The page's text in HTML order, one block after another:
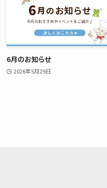
6月のお知らせ
2026年5月29日